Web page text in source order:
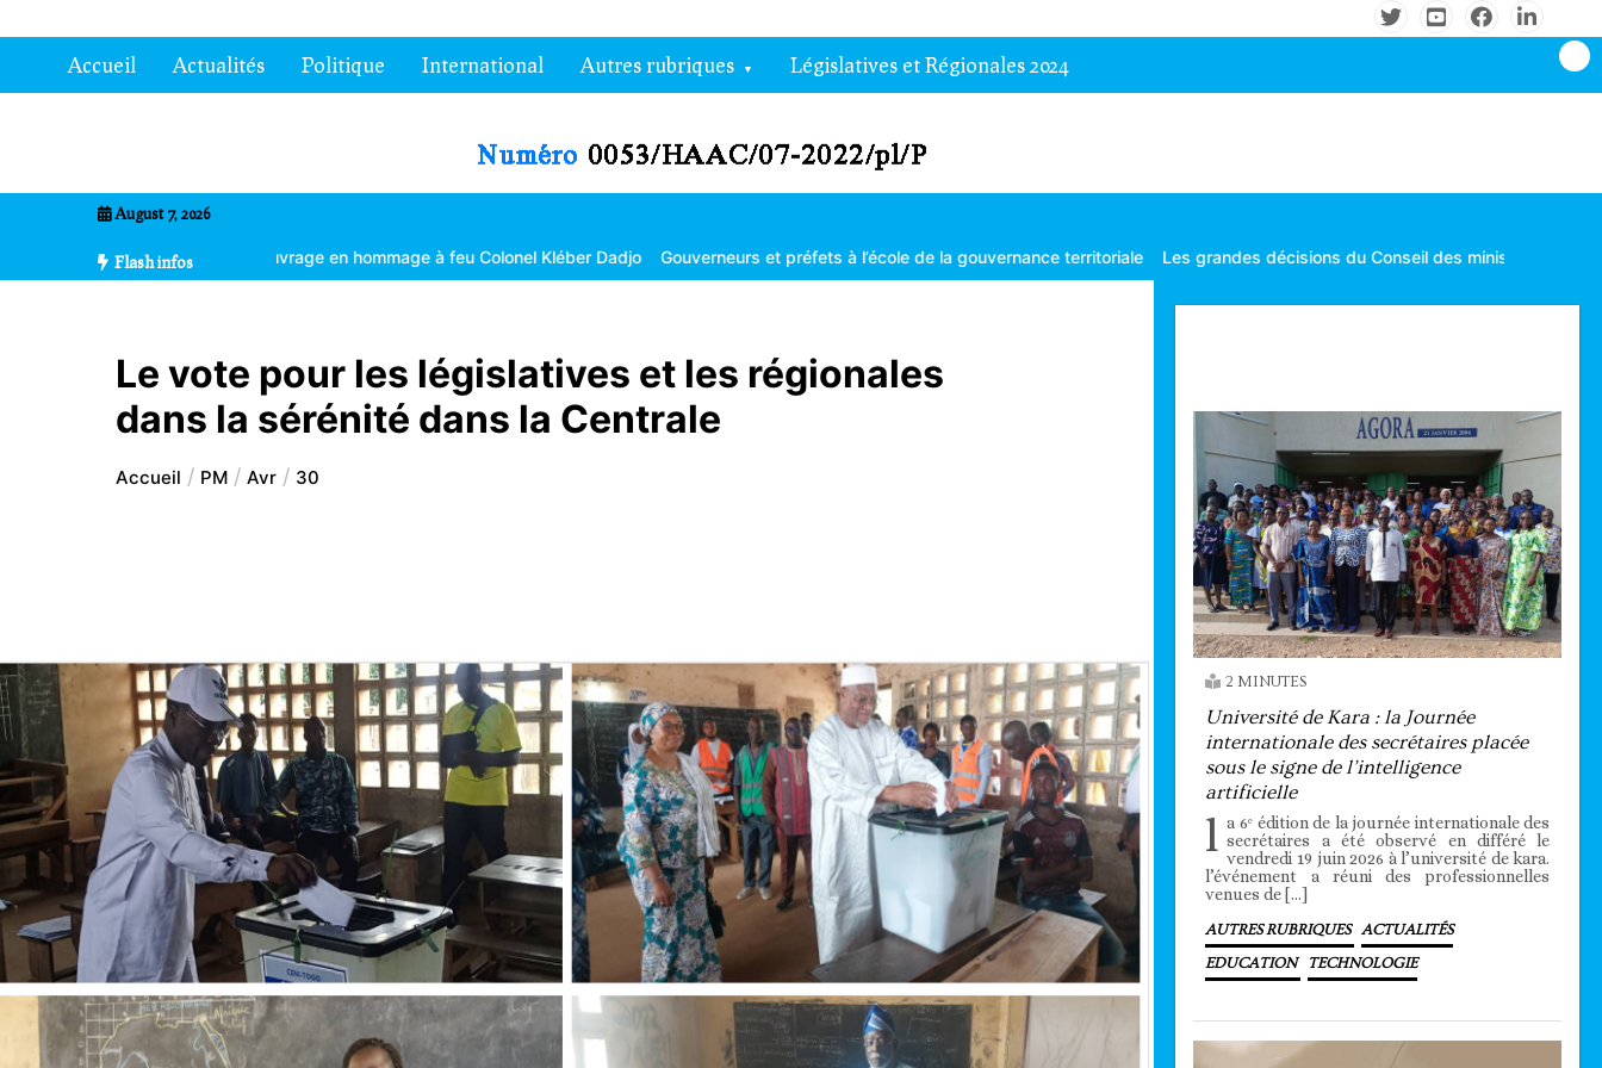
au
contenuAccueil Actualités Politique International Autres rubriques Législatives et Régionales 2024
August 7, 2026
Flash infos
Un ouvrage en hommage à feu Colonel Kléber Dadjo Gouverneurs et préfets à l’école de la gouvernance territoriale Les grandes décisions du Conseil des ministres tenu le mardi 04 Août 2026 à Lomé
Le vote pour les législatives et les régionales
dans la sérénité dans la Centrale
Accueil PM Avr 30
2 MINUTES
Université de Kara : la Journée
internationale des secrétaires placée
sous le signe de l’intelligence
artificielle
l a 6ᵉ édition de la journée internationale des
secrétaires a été observé en différé le
vendredi 19 juin 2026 à l’université de kara.
l’événement a réuni des professionnelles
venues de […]
AUTRES RUBRIQUES ACTUALITÉS
EDUCATION TECHNOLOGIE